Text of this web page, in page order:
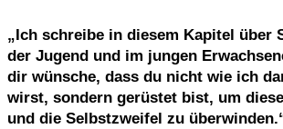
„Ich schreibe in diesem Kapitel über
der Jugend und im jungen
dir wünsche, dass du nicht wie ich
wirst, sondern gerüstet bist, um
und die Selbstzweifel zu